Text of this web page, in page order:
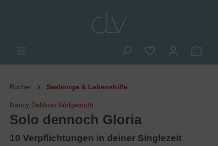
Du hast 0
Bücher Seelsorge & Lebenshilfe
Nancy DeMoss Wolgemuth
Solo dennoch Gloria
10 Verpflichtungen in deiner Singlezeit